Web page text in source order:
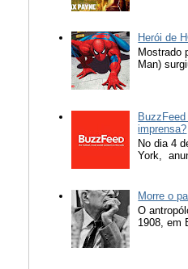
Herói de
Mostrado
Man)
imprensa?
No dia 4
York,
Morre o
O
1908, em